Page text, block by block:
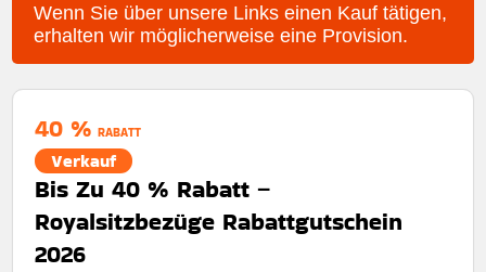
Wenn Sie über unsere Links einen Kauf tätigen,
erhalten wir möglicherweise eine Provision.
40 % RABATT
Verkauf
Bis Zu 40 % Rabatt –
Royalsitzbezüge Rabattgutschein
2026